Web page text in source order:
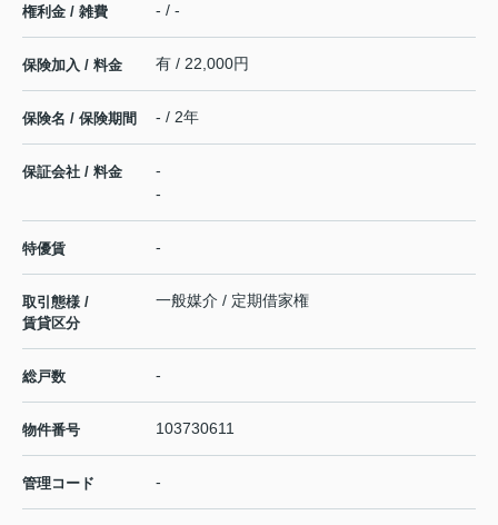
権利金 / 雑費 - / -
保険加入 / 料金 有 / 22,000円
保険名 / 保険期間 - / 2年
保証会社 / 料金
-
-
特優賃 -
取引態様 /
賃貸区分
一般媒介 / 定期借家権
総戸数 -
物件番号 103730611
管理コード -